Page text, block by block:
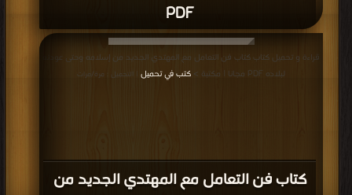
PDF
كتاب فن التعامل مع المهتدي الجديد من
قراءة و تحميل كتاب كتاب فن التعامل مع المهتدي الجديد من إسلامه وحتى عودته
لبلاده PDF مجانا | مكتبة >
كتب في تحميل | التحميل : مرة/مرات